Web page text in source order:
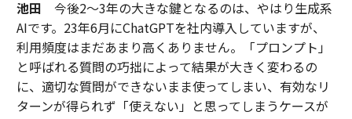
池田 今後2～3年の大きな鍵となるのは、やはり生成系
AIです。23年6月にChatGPTを社内導入していますが、
利用頻度はまだあまり高くありません。「プロンプト」
と呼ばれる質問の巧拙によって結果が大きく変わるの
に、適切な質問ができないまま使ってしまい、有効なリ
ターンが得られず「使えない」と思ってしまうケースが